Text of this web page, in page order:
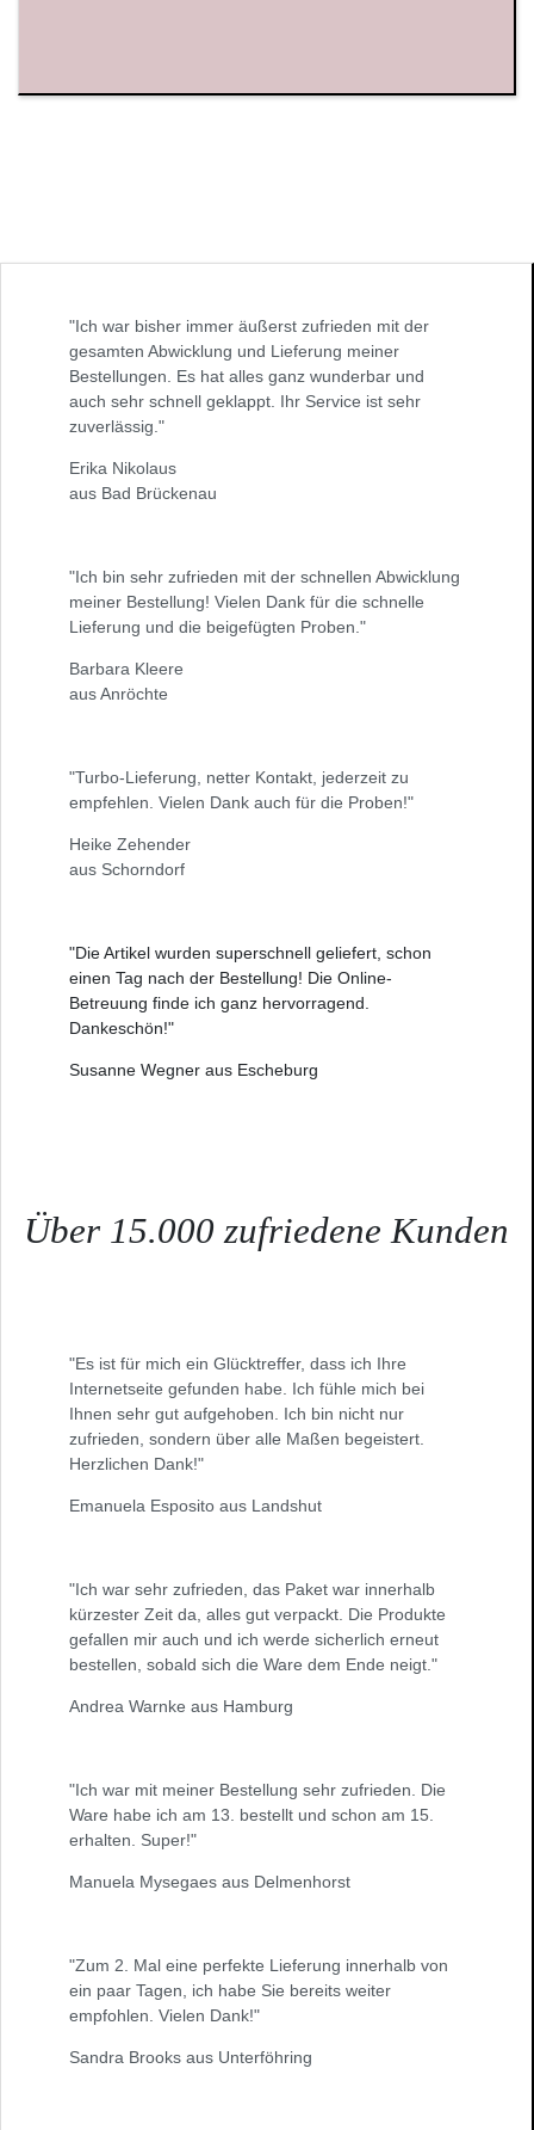
"Ich war bisher immer äußerst zufrieden mit der
gesamten Abwicklung und Lieferung meiner
Bestellungen. Es hat alles ganz wunderbar und
auch sehr schnell geklappt. Ihr Service ist sehr
zuverlässig."
Erika Nikolaus
aus Bad Brückenau
"Ich bin sehr zufrieden mit der schnellen Abwicklung
meiner Bestellung! Vielen Dank für die schnelle
Lieferung und die beigefügten Proben."
Barbara Kleere
aus Anröchte
"Turbo-Lieferung, netter Kontakt, jederzeit zu
empfehlen. Vielen Dank auch für die Proben!"
Heike Zehender
aus Schorndorf
"Die Artikel wurden superschnell geliefert, schon
einen Tag nach der Bestellung! Die Online-
Betreuung finde ich ganz hervorragend.
Dankeschön!"
Susanne Wegner aus Escheburg
Über 15.000 zufriedene Kunden
"Es ist für mich ein Glücktreffer, dass ich Ihre
Internetseite gefunden habe. Ich fühle mich bei
Ihnen sehr gut aufgehoben. Ich bin nicht nur
zufrieden, sondern über alle Maßen begeistert.
Herzlichen Dank!"
Emanuela Esposito aus Landshut
"Ich war sehr zufrieden, das Paket war innerhalb
kürzester Zeit da, alles gut verpackt. Die Produkte
gefallen mir auch und ich werde sicherlich erneut
bestellen, sobald sich die Ware dem Ende neigt."
Andrea Warnke aus Hamburg
"Ich war mit meiner Bestellung sehr zufrieden. Die
Ware habe ich am 13. bestellt und schon am 15.
erhalten. Super!"
Manuela Mysegaes aus Delmenhorst
"Zum 2. Mal eine perfekte Lieferung innerhalb von
ein paar Tagen, ich habe Sie bereits weiter
empfohlen. Vielen Dank!"
Sandra Brooks aus Unterföhring